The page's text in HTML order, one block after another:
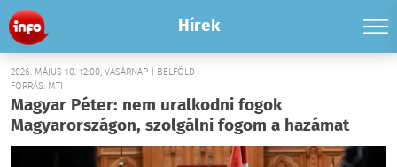
Hírek
2026. MÁJUS 10. 12:00, VASÁRNAP | BELFÖLD
FORRÁS: MTI
Magyar Péter: nem uralkodni fogok
Magyarországon, szolgálni fogom a hazámat